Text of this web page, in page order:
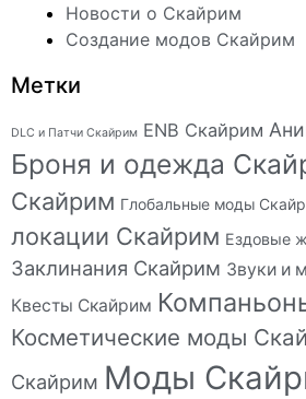
Новости о Скайрим
Создание модов Скайрим
Метки
DLC и Патчи Скайрим ENB Скайрим
Броня и одежда
Скайрим Глобальные моды
локации Скайрим Ездовые
Заклинания Скайрим Звуки и
Квесты Скайрим
Косметические моды
Скайрим Моды